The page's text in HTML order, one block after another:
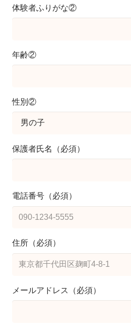
体験者ふりがな②
年齢②
性別②
保護者氏名（必須）
電話番号（必須）
住所（必須）
メールアドレス（必須）